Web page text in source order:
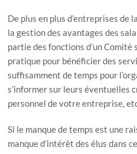
De plus en plus d’entreprises
la gestion des avantages des
partie des fonctions d’un
pratique pour bénéficier des
suffisamment de temps pour
s’informer sur leurs éventuelles
personnel de votre entreprise,
Si le manque de temps est une
manque d’intérêt des élus dans